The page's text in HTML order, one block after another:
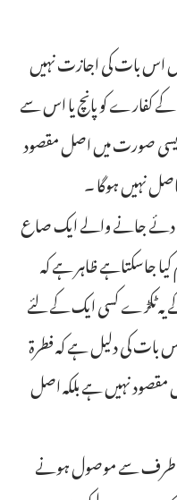
میں اس بات کی اجازت نہیں
کفارے کو پانچ یا اس سے
ایسی صورت میں اصل مقصود
نہیں ہوگا ۔
جانے والے ایک صاع
جاسکتاہے ظاہر ہے کہ
ٹکڑے کسی ایک کے لئے
بات کی دلیل ہے کہ فطرۃ
مقصود نہیں ہے بلکہ اصل
طرف سے موصول ہونے